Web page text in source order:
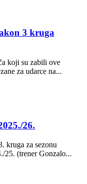
3 kruga
koji su zabili ove
za udarce na...
26.
kruga za sezonu
25. (trener Gonzalo...